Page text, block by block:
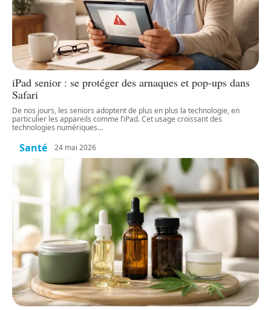
iPad senior : se protéger des arnaques et pop-ups dans
Safari
De nos jours, les seniors adoptent de plus en plus la technologie, en
particulier les appareils comme l’iPad. Cet usage croissant des
technologies numériques…
Santé 24 mai 2026